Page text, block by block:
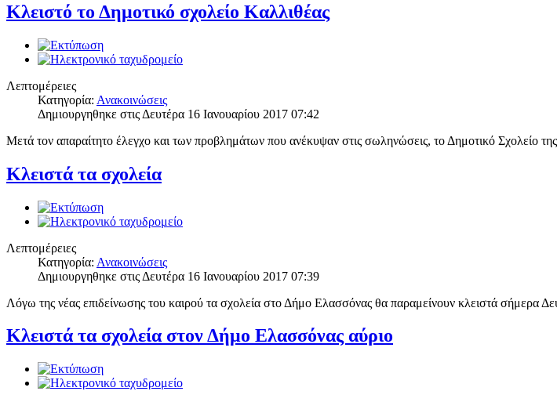
Κλειστό το Δημοτικό σχολείο Καλλιθέας
Λεπτομέρειες
Κατηγορία: Ανακοινώσεις
Δημιουργηθηκε στις Δευτέρα 16 Ιανουαρίου 2017 07:42
Μετά τον απαραίτητο έλεγχο και των προβλημάτων που ανέκυψαν στις σωληνώσεις, το Δημοτικό Σχολείο
Κλειστά τα σχολεία
Λεπτομέρειες
Κατηγορία: Ανακοινώσεις
Δημιουργηθηκε στις Δευτέρα 16 Ιανουαρίου 2017 07:39
Λόγω της νέας επιδείνωσης του καιρού τα σχολεία στο Δήμο Ελασσόνας θα παραμείνουν κλειστά σήμερα
Κλειστά τα σχολεία στον Δήμο Ελασσόνας αύριο